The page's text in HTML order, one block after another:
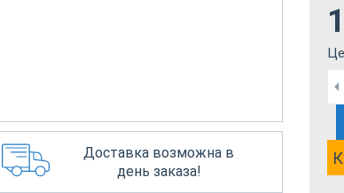
Доставка возможна в
день заказа!